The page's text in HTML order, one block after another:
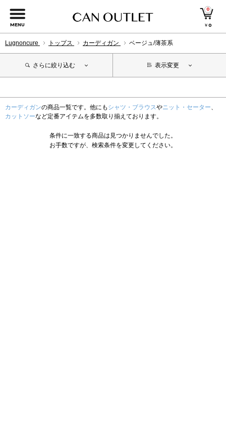
MENU
0
￥0
Lugnoncure トップス カーディガン ベージュ/薄茶系
さらに絞り込む 表示変更
カーディガンの商品一覧です。他にも シャツ・ブラウスやニット・セーター、
カットソーなど定番アイテムを多数取り揃えております。
条件に一致する商品は見つかりませんでした。
お手数ですが、検索条件を変更してください。